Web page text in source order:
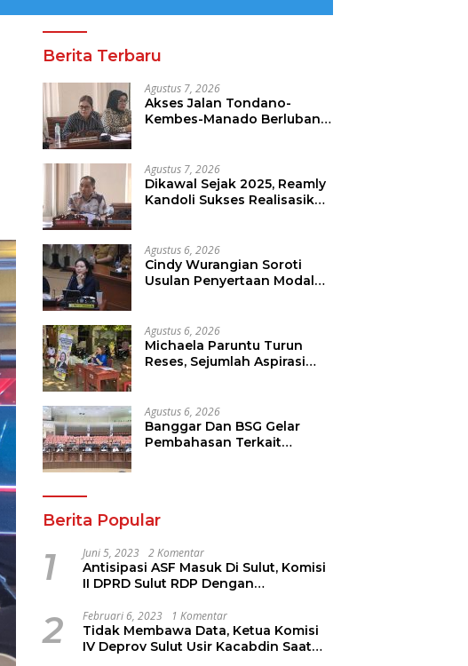
Berita Terbaru
Agustus 7, 2026
Akses Jalan Tondano-
Kembes-Manado Berlubang,
Agustus 7, 2026
Dikawal Sejak 2025, Reamly
Kandoli Sukses Realisasikan
Tahun Depan
Agustus 6, 2026
Cindy Wurangian Soroti
Usulan Penyertaan Modal
Agustus 6, 2026
Michaela Paruntu Turun
Reses, Sejumlah Aspirasi
Agustus 6, 2026
Banggar Dan BSG Gelar
Pembahasan Terkait
Berita Popular
1 Juni 5, 2023 2 Komentar
Antisipasi ASF Masuk Di Sulut, Komisi
II DPRD Sulut RDP Dengan
Jems Tuuk
2 Februari 6, 2023 1 Komentar
Tidak Membawa Data, Ketua Komisi
IV Deprov Sulut Usir Kacabdin Saat